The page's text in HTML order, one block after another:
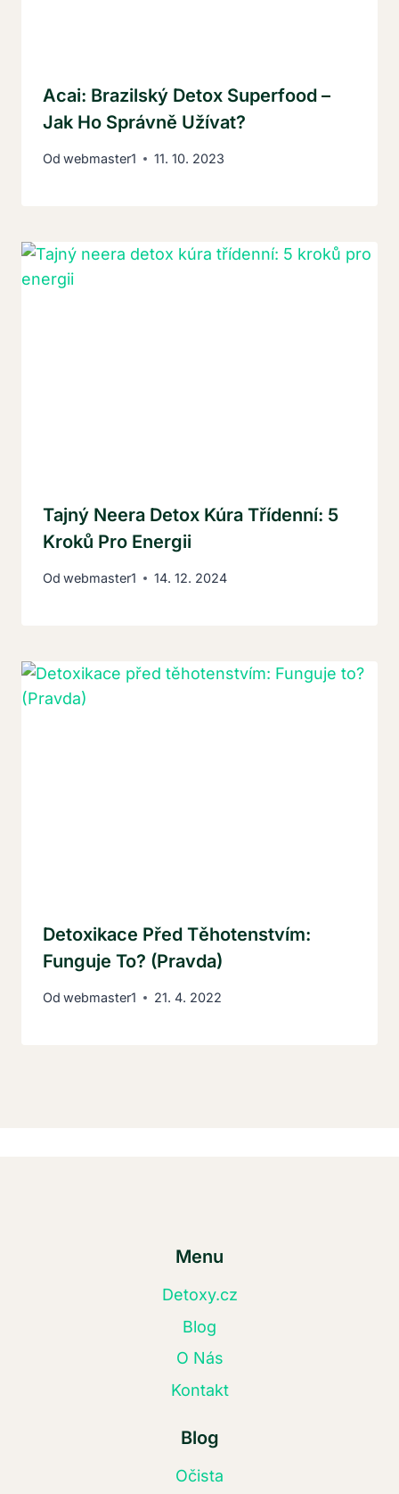
Acai: Brazilský Detox Superfood –
Jak Ho Správně Užívat?
Od webmaster1 11. 10. 2023
Tajný Neera Detox Kúra Třídenní: 5
Kroků Pro Energii
Od webmaster1 14. 12. 2024
Detoxikace Před Těhotenstvím:
Funguje To? (Pravda)
Od webmaster1 21. 4. 2022
Menu
Detoxy.cz
Blog
O Nás
Kontakt
Blog
Očista